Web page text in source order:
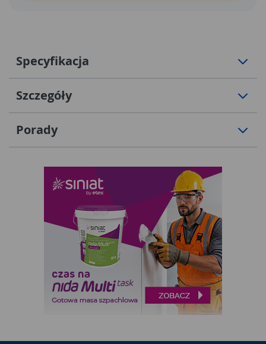
Specyfikacja
Szczegóły
Porady